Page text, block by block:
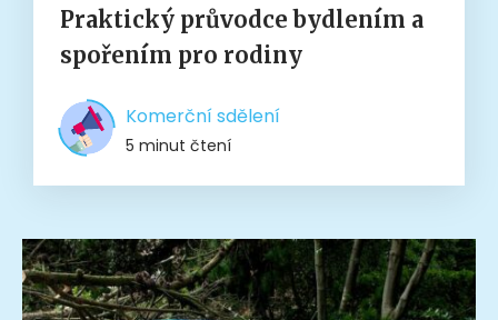
Praktický průvodce bydlením a
spořením pro rodiny
Komerční sdělení
5 minut čtení